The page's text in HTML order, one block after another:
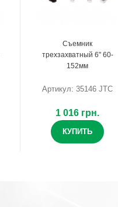
Съемник
трехзахватный 6" 60-
152мм
Артикул: 35146 JTC
1 016 грн.
КУПИТЬ